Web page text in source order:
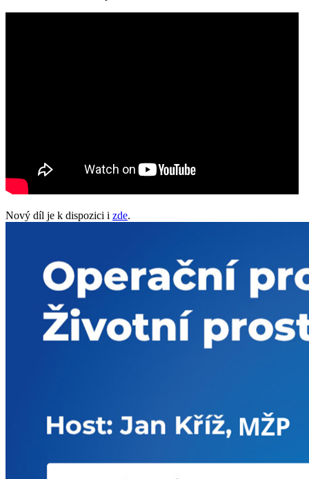
Nový díl je k dispozici i zde.